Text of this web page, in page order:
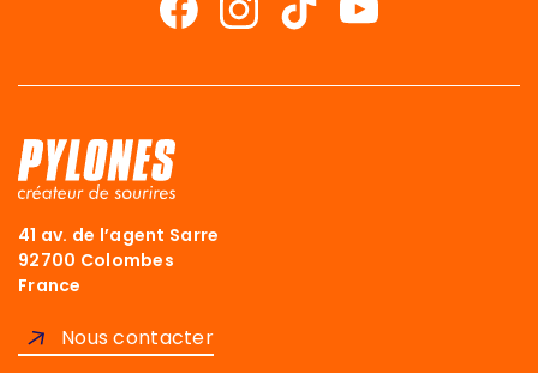
41 av. de l’agent Sarre
92700 Colombes
France
Nous contacter